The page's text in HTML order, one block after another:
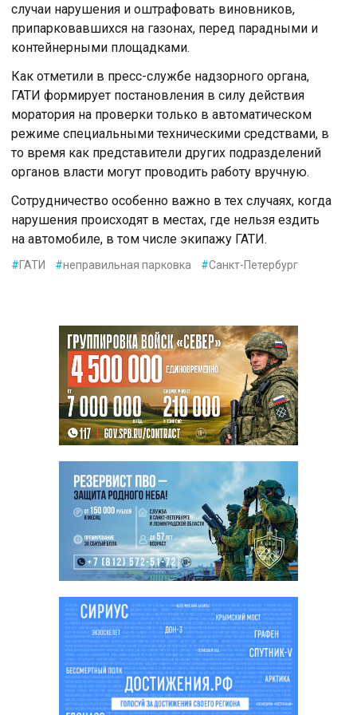
случаи нарушения и оштрафовать виновников,
припарковавшихся на газонах, перед парадными и
контейнерными площадками.
Как отметили в пресс-службе надзорного органа,
ГАТИ формирует постановления в силу действия
моратория на проверки только в автоматическом
режиме специальными техническими средствами, в
то время как представители других подразделений
органов власти могут проводить работу вручную.
Сотрудничество особенно важно в тех случаях, когда
нарушения происходят в местах, где нельзя ездить
на автомобиле, в том числе экипажу ГАТИ.
#ГАТИ #неправильная парковка #Санкт-Петербург